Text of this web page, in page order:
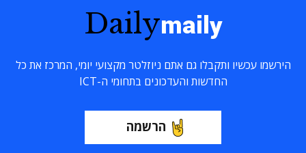
Dailymaily
הירשמו עכשיו ותקבלו גם אתם ניוזלטר מקצועי יומי, המרכז את כל
החדשות והעדכונים בתחומי ה-ICT
הרשמה